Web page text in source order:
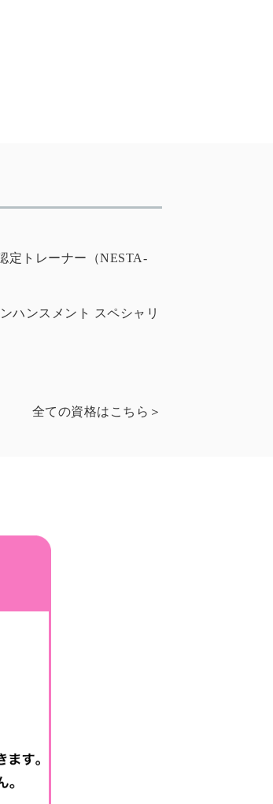
定トレーナー（NESTA-
ハンスメント スペシャリ
全ての資格はこちら＞